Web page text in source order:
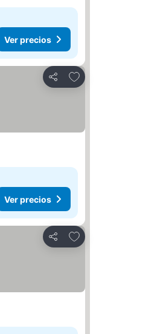
Ver precios
Compartir
Agregar a favoritos
Ver precios
Compartir
Agregar a favoritos